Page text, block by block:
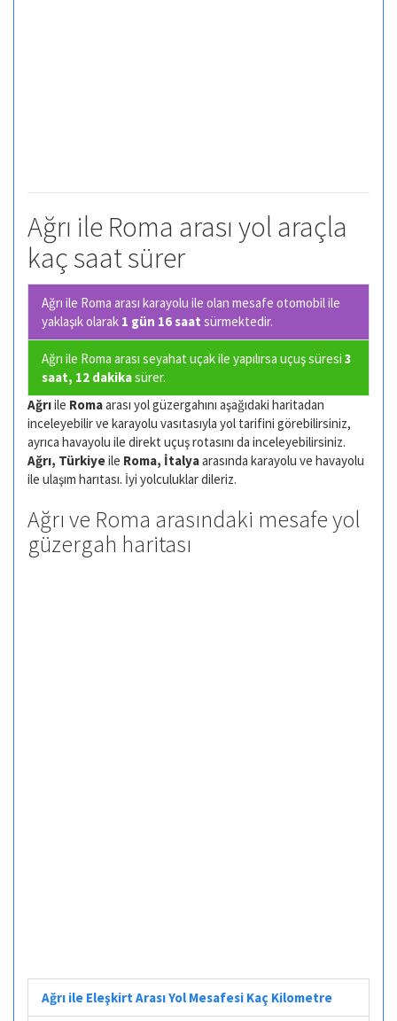
Ağrı ile Roma arası yol araçla
kaç saat sürer
Ağrı ile Roma arası karayolu ile olan mesafe otomobil ile
yaklaşık olarak 1 gün 16 saat sürmektedir.
Ağrı ile Roma arası seyahat uçak ile yapılırsa uçuş süresi 3
saat, 12 dakikasürer.
Ağrıile Romaarası yol güzergahını aşağıdaki haritadan
inceleyebilir ve karayolu vasıtasıyla yol tarifini görebilirsiniz,
ayrıca havayolu ile direkt uçuş rotasını da inceleyebilirsiniz.
Ağrı, Türkiyeile Roma, İtalyaarasında karayolu ve havayolu
ile ulaşım harıtası. İyi yolculuklar dileriz.
Ağrı ve Roma arasındaki mesafe yol
güzergah haritası
Ağrı ile Eleşkirt Arası Yol Mesafesi Kaç Kilometre